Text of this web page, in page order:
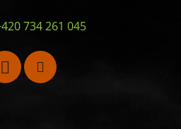
734 261 045